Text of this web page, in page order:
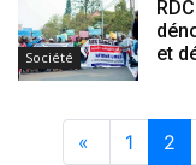
Société
et
« 1 2